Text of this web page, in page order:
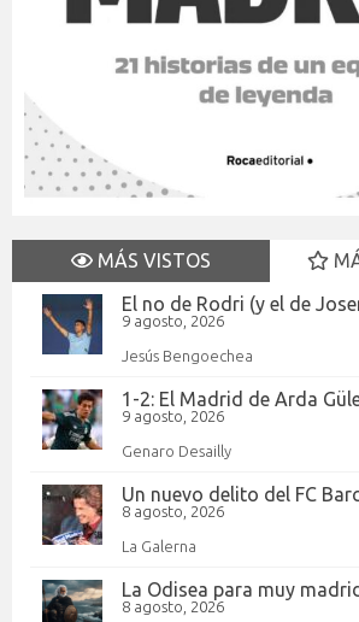
MÁS VISTOS
El no de Rodri (y el de
9 agosto, 2026
Jesús Bengoechea
1-2: El Madrid de Arda
9 agosto, 2026
Genaro Desailly
Un nuevo delito del FC
8 agosto, 2026
La Galerna
La Odisea para muy
8 agosto, 2026